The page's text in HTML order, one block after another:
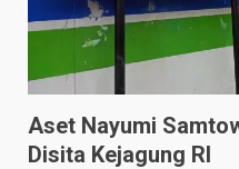
Aset Nayumi
Disita Kejagung RI